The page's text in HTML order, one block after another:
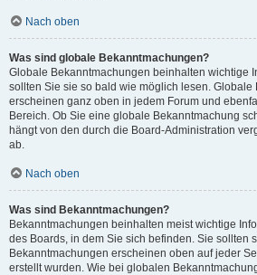
Nach oben
Was sind globale Bekanntmachungen?
Globale Bekanntmachungen beinhalten wichtige
sollten Sie sie so bald wie möglich lesen. Globale
erscheinen ganz oben in jedem Forum und
Bereich. Ob Sie eine globale Bekanntmachung
hängt von den durch die Board-Administration
ab.
Nach oben
Was sind Bekanntmachungen?
Bekanntmachungen beinhalten meist wichtige
des Boards, in dem Sie sich befinden. Sie sollten
Bekanntmachungen erscheinen oben auf jeder
erstellt wurden. Wie bei globalen